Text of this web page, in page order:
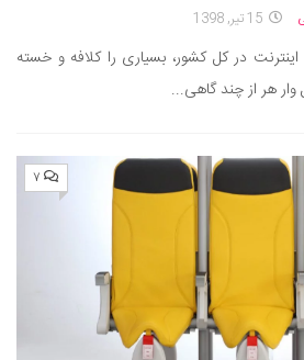
15 تیر, 1398
در کل کشور، بسیاری را کلافه و خسته
هر از چند گاهی...
۷